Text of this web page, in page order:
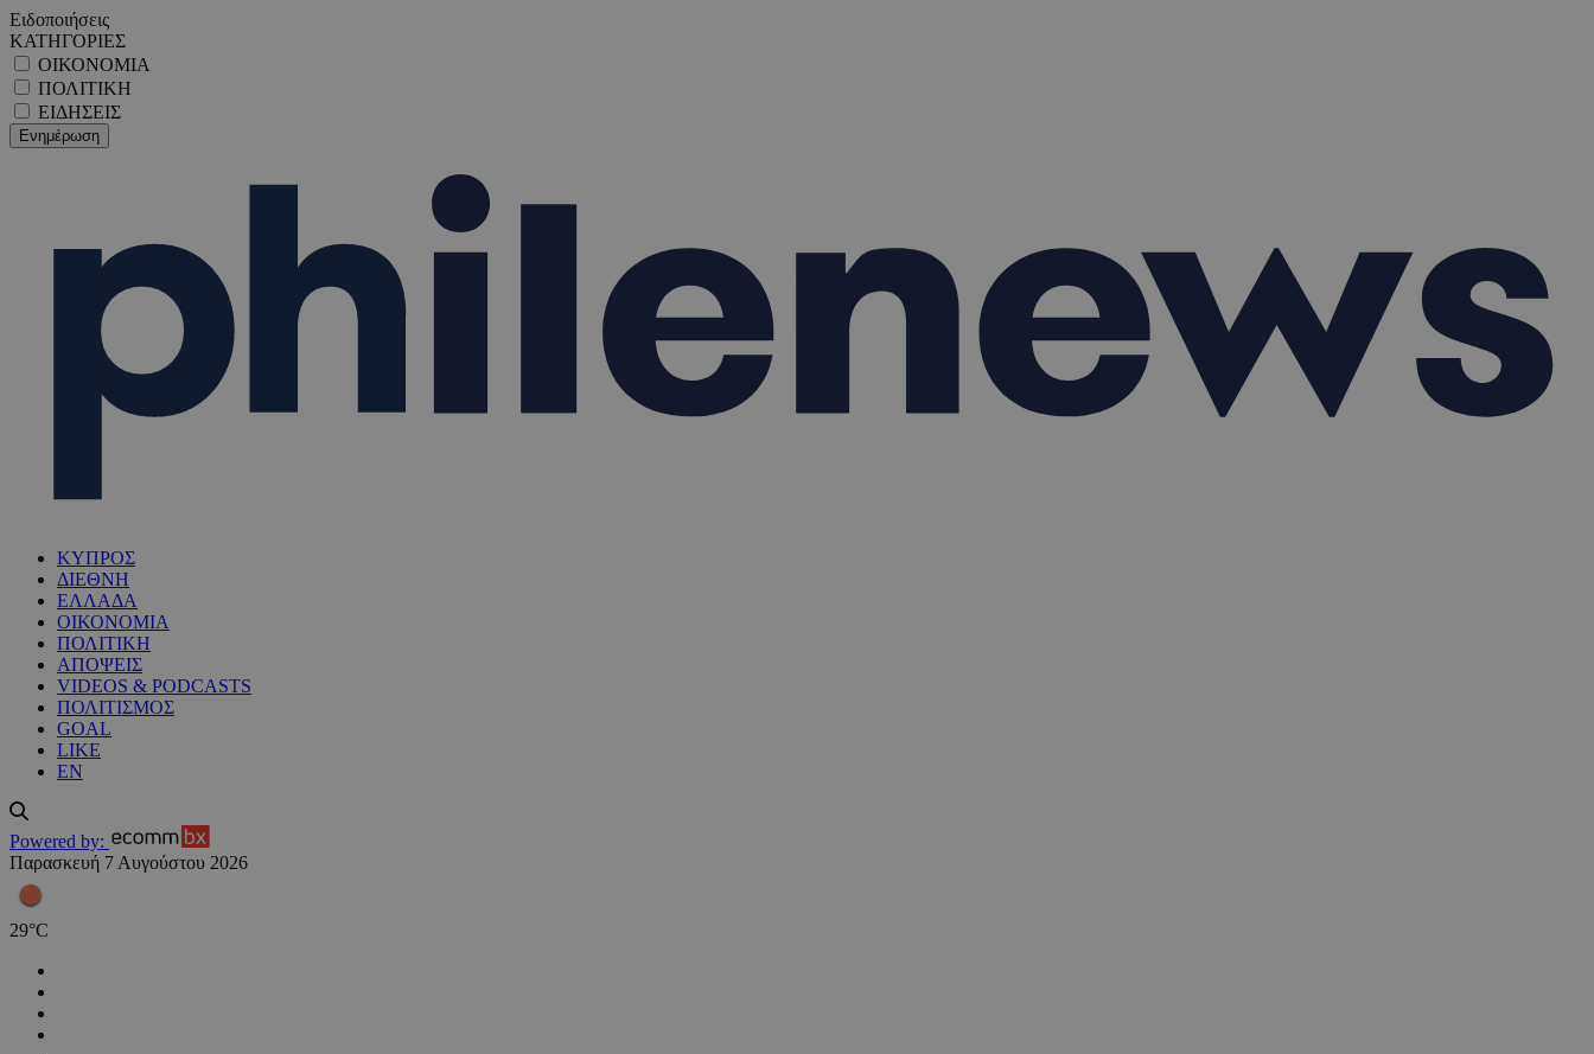
Ειδοποιήσεις
ΚΑΤΗΓΟΡΙΕΣ
ΟΙΚΟΝΟΜΙΑ
ΠΟΛΙΤΙΚΗ
ΕΙΔΗΣΕΙΣ
ΚΥΠΡΟΣ
ΔΙΕΘΝΗ
ΕΛΛΑΔΑ
ΟΙΚΟΝΟΜΙΑ
ΠΟΛΙΤΙΚΗ
ΑΠΟΨΕΙΣ
VIDEOS & PODCASTS
ΠΟΛΙΤΙΣΜΟΣ
GOAL
LIKE
EN
Powered by:
Παρασκευή 7 Αυγούστου 2026
29°C